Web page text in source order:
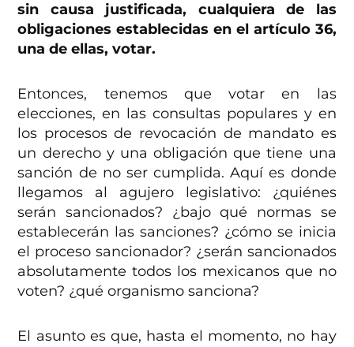
sin causa justificada, cualquiera de las
obligaciones establecidas en el artículo 36,
una de ellas, votar.
Entonces, tenemos que votar en las
elecciones, en las consultas populares y en
los procesos de revocación de mandato es
un derecho y una obligación que tiene una
sanción de no ser cumplida. Aquí es donde
llegamos al agujero legislativo: ¿quiénes
serán sancionados? ¿bajo qué normas se
establecerán las sanciones? ¿cómo se inicia
el proceso sancionador? ¿serán sancionados
absolutamente todos los mexicanos que no
voten? ¿qué organismo sanciona?
El asunto es que, hasta el momento, no hay